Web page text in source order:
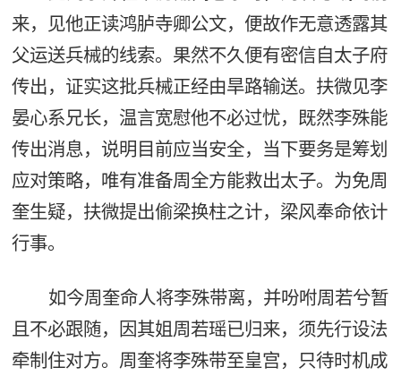
来，见他正读鸿胪寺卿公文，便故作无意透露其
父运送兵械的线索。果然不久便有密信自太子府
传出，证实这批兵械正经由旱路输送。扶微见李
晏心系兄长，温言宽慰他不必过忧，既然李殊能
传出消息，说明目前应当安全，当下要务是筹划
应对策略，唯有准备周全方能救出太子。为免周
奎生疑，扶微提出偷梁换柱之计，梁风奉命依计
行事。
如今周奎命人将李殊带离，并吩咐周若兮暂
且不必跟随，因其姐周若瑶已归来，须先行设法
牵制住对方。周奎将李殊带至皇宫，只待时机成